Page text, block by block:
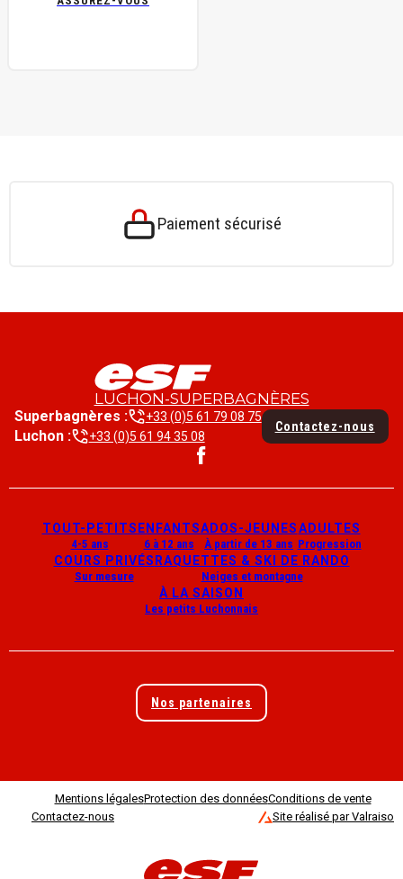
Paiement sécurisé
LUCHON-SUPERBAGNÈRES
Superbagnères : +33 (0)5 61 79 08 75
Luchon : +33 (0)5 61 94 35 08
Contactez-nous
TOUT-PETITS
4-5 ans
ENFANTS
6 à 12 ans
ADOS-JEUNES
À partir de 13 ans
ADULTES
Progression
COURS PRIVÉS
Sur mesure
RAQUETTES & SKI DE RANDO
Neiges et montagne
À LA SAISON
Les petits Luchonnais
Nos partenaires
Mentions légalesProtection des donnéesConditions de vente
Contactez-nous
Site réalisé par Valraiso